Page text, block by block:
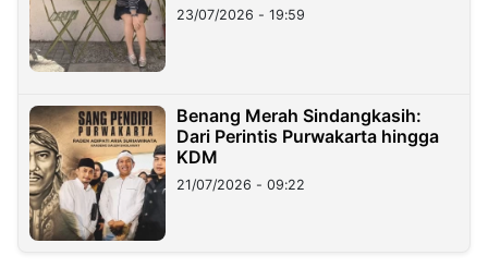
23/07/2026 - 19:59
Benang Merah Sindangkasih:
Dari Perintis Purwakarta hingga
KDM
21/07/2026 - 09:22